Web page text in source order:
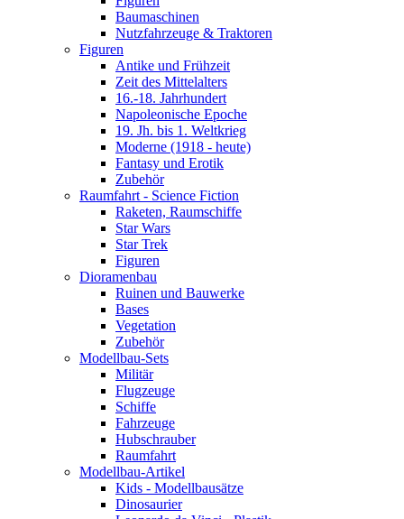
Baumaschinen
Nutzfahrzeuge & Traktoren
Figuren
Antike und Frühzeit
Zeit des Mittelalters
16.-18. Jahrhundert
Napoleonische Epoche
19. Jh. bis 1. Weltkrieg
Moderne (1918 - heute)
Fantasy und Erotik
Zubehör
Raumfahrt - Science Fiction
Raketen, Raumschiffe
Star Wars
Star Trek
Figuren
Dioramenbau
Ruinen und Bauwerke
Bases
Vegetation
Zubehör
Modellbau-Sets
Militär
Flugzeuge
Schiffe
Fahrzeuge
Hubschrauber
Raumfahrt
Modellbau-Artikel
Kids - Modellbausätze
Dinosaurier